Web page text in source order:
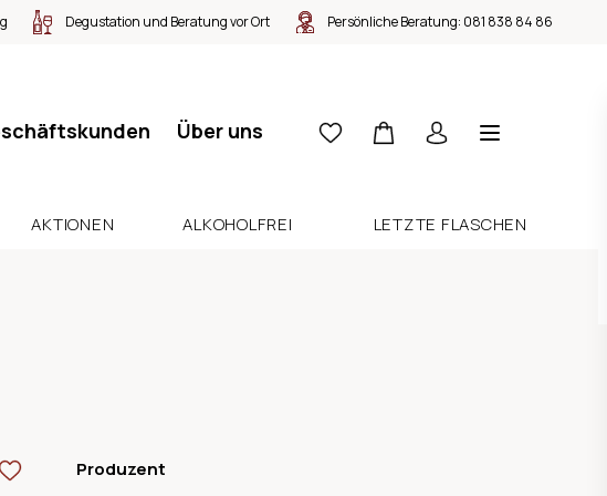
Degustation und Beratung vor Ort Persönliche Beratung: 081 838 84 86
Über uns
AKTIONEN ALKOHOLFREI LETZTE FLASCHEN
Produzent